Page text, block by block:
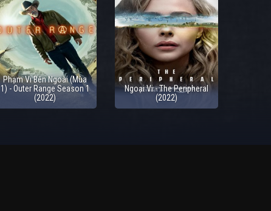
Phạm Vi Bên Ngoài (Mùa
1) - Outer Range Season 1
(2022)
Ngoại Vi - The Peripheral
(2022)